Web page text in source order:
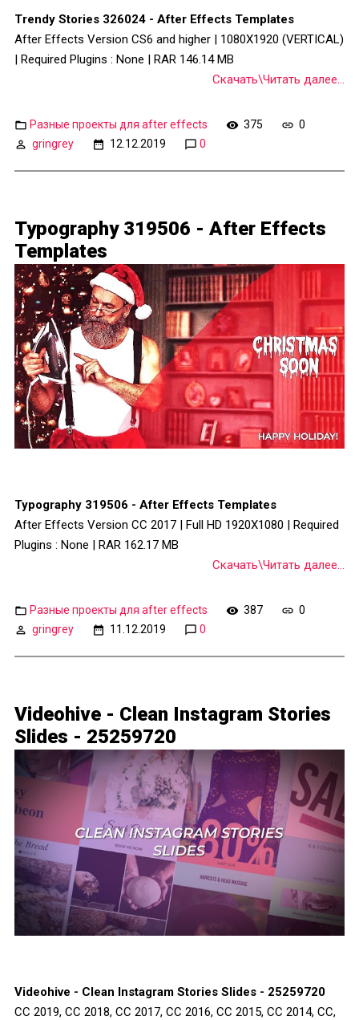
Trendy Stories 326024 - After Effects Templates
After Effects Version CS6 and higher | 1080X1920 (VERTICAL)
| Required Plugins : None | RAR 146.14 MB
Скачать\Читать далее...
Разные проекты для after effects 375
0
gringrey
12.12.2019 0
Typography 319506 - After Effects
Templates
Typography 319506 - After Effects Templates
After Effects Version CC 2017 | Full HD 1920X1080 | Required
Plugins : None | RAR 162.17 MB
Скачать\Читать далее...
Разные проекты для after effects 387
0
gringrey
11.12.2019 0
Videohive - Clean Instagram Stories
Slides - 25259720
Videohive - Clean Instagram Stories Slides - 25259720
CC 2019, CC 2018, CC 2017, CC 2016, CC 2015, CC 2014, CC,